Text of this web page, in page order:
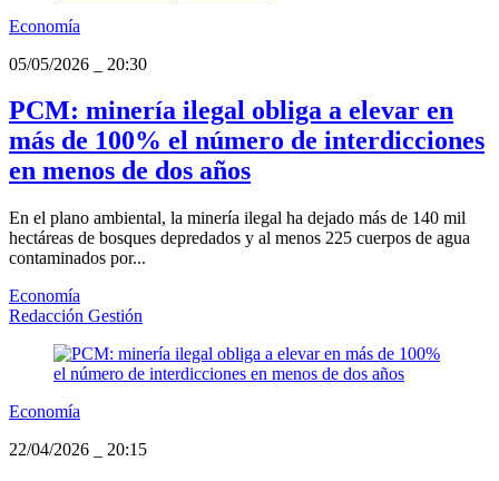
Economía
05/05/2026
20:30
PCM: minería ilegal obliga a elevar en
más de 100% el número de interdicciones
en menos de dos años
En el plano ambiental, la minería ilegal ha dejado más de 140 mil
hectáreas de bosques depredados y al menos 225 cuerpos de agua
contaminados por...
Economía
Redacción Gestión
Economía
22/04/2026
20:15